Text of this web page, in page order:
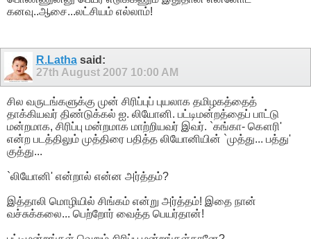
கனவு..ஆசை...லட்சியம் எல்லாம்!
R.Lathasaid:
27th August 2007 10:00 AM
சில வருடங்களுக்கு முன் சிரிப்புப் புயலாக தமிழகத்தைத்
தாக்கியவர் திண்டுக்கல் ஐ. லியோனி. பட்டிமன்றத்தைப் பாட்டு
மன்றமாக, சிரிப்பு மன்றமாக மாற்றியவர் இவர். `கங்கா- கௌரி'
என்ற படத்திலும் முத்திரை பதித்த லியோனியின் `முத்து... பத்து'
குத்து...
`லியோனி' என்றால் என்ன அர்த்தம்?
இத்தாலி மொழியில் சிங்கம் என்று அர்த்தம்! இதை நான்
வச்சுக்கலை... பெற்றோர் வைத்த பெயர்தான்!